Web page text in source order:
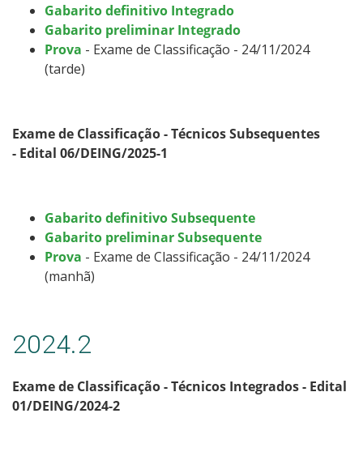
Gabarito definitivo Integrado
Gabarito preliminar Integrado
Prova - Exame de Classificação - 24/11/2024
(tarde)
Exame de Classificação - Técnicos Subsequentes
- Edital 06/DEING/2025-1
Gabarito definitivo Subsequente
Gabarito preliminar Subsequente
Prova - Exame de Classificação - 24/11/2024
(manhã)
2024.2
Exame de Classificação - Técnicos Integrados - Edital
01/DEING/2024-2